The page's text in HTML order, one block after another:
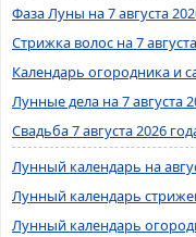
Фаза Луны на 7 августа
Стрижка волос на 7
Календарь огородника и
Лунные дела на 7 августа
Свадьба 7 августа 2026
Лунный календарь на
Лунный календарь
Лунный календарь